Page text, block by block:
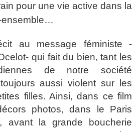
pour une vie active dans la
ensemble…
au message féministe -
qui fait du bien, tant les
de notre société
aussi violent sur les
filles. Ainsi, dans ce film
photos, dans le Paris
avant la grande boucherie